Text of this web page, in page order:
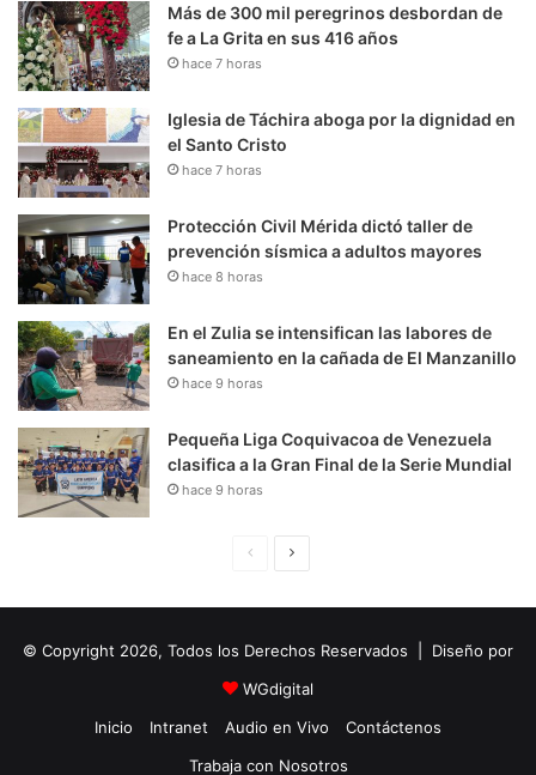
Más de 300 mil peregrinos desbordan de
fe a La Grita en sus 416 años
hace 7 horas
Iglesia de Táchira aboga por la dignidad en
el Santo Cristo
hace 7 horas
Protección Civil Mérida dictó taller de
prevención sísmica a adultos mayores
hace 8 horas
En el Zulia se intensifican las labores de
saneamiento en la cañada de El Manzanillo
hace 9 horas
Pequeña Liga Coquivacoa de Venezuela
clasifica a la Gran Final de la Serie Mundial
hace 9 horas
i
n
a
u
i
e
© Copyright 2026, Todos los Derechos Reservados | Diseño por
WGdigital
Inicio
Intranet Audio en Vivo
Contáctenos
Trabaja con Nosotros